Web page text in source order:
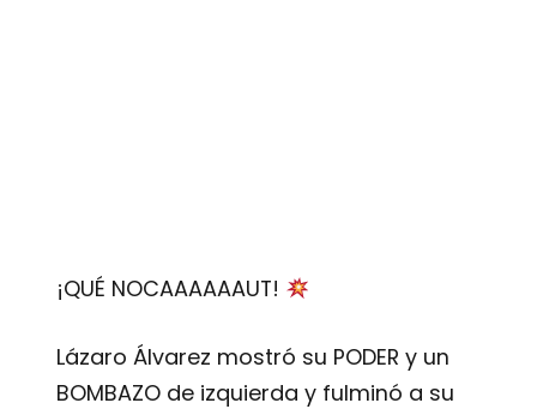
¡QUÉ NOCAAAAAAUT!
Lázaro Álvarez mostró su PODER y un
BOMBAZO de izquierda y fulminó a su